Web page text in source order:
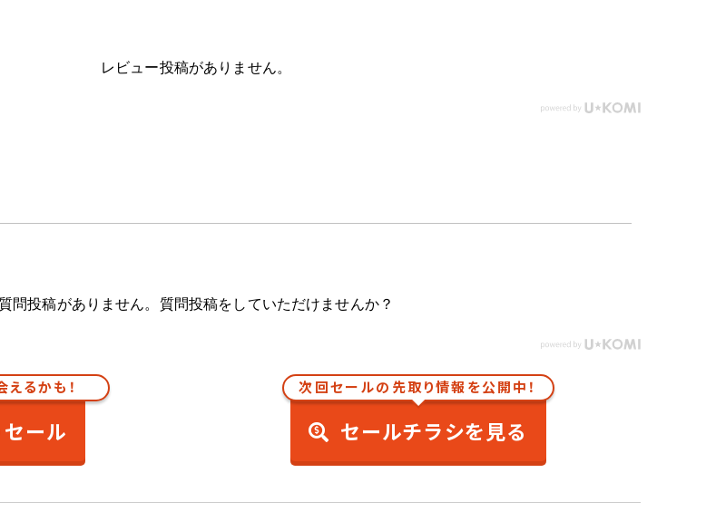
レビュー投稿がありません。
質問投稿がありません。質問投稿をしていただけませんか？
るかも！
ール
次回セールの先取り情報を公開中！
セールチラシを見る